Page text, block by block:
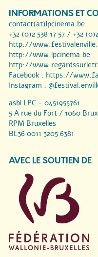
INFORMATIONS ET
contact(at)lpcinema.be
+32 (0)2 538 17 57 / +32
http://
http://www.lpcinema.be
http://
Facebook : https://
Instagram :
asbl LPC - 0451955761
5 A rue du Fort / 1060
RPM Bruxelles
BE36 0011 3205 6381
AVEC LE SOUTIEN DE